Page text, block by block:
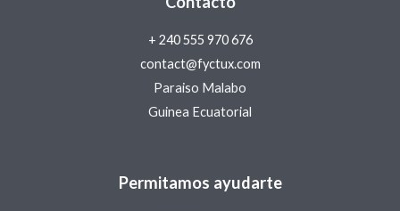
+ 240 555 970 676
contact@fyctux.com
Paraiso Malabo
Guinea Ecuatorial
Permitamos ayudarte